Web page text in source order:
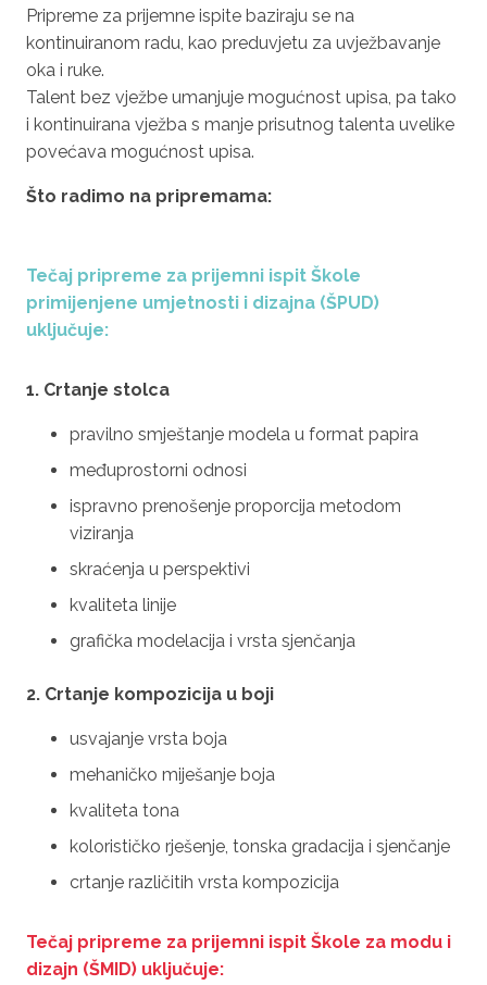
Pripreme za prijemne ispite baziraju se na
kontinuiranom radu, kao preduvjetu za uvježbavanje
oka i ruke.
Talent bez vježbe umanjuje mogućnost upisa, pa tako
i kontinuirana vježba s manje prisutnog talenta uvelike
povećava mogućnost upisa.
Što radimo na pripremama:
Tečaj pripreme za prijemni ispit Škole
primijenjene umjetnosti i dizajna (ŠPUD)
uključuje:
1. Crtanje stolca
pravilno smještanje modela u format papira
međuprostorni odnosi
ispravno prenošenje proporcija metodom
viziranja
skraćenja u perspektivi
kvaliteta linije
grafička modelacija i vrsta sjenčanja
2. Crtanje kompozicija u boji
usvajanje vrsta boja
mehaničko miješanje boja
kvaliteta tona
kolorističko rješenje, tonska gradacija i sjenčanje
crtanje različitih vrsta kompozicija
Tečaj pripreme za prijemni ispit Škole za modu i
dizajn (ŠMID) uključuje: